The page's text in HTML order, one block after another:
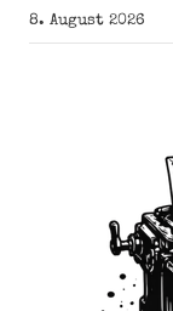
Zum
Inhalt
8. August 2026